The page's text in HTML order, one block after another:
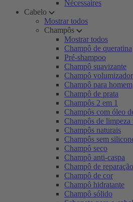
Nécessaires
Cabelo
Mostrar todos
Champôs
Mostrar todos
Champô de queratina
Pré-shampoo
Champô suavizante
Champô volumizador
Champô para homem
Champô de prata
Champôs 2 em 1
Champôs com óleo
Champôs de limpeza
Champôs naturais
Champôs sem
Champô seco
Champô anti-caspa
Champô de reparação
Champô de cor
Champô hidratante
Champô sólido